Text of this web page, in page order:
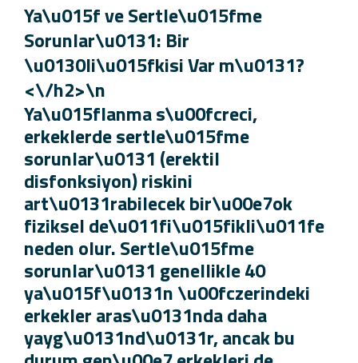
Ya\u015f ve Sertle\u015fme
Sorunlar\u0131: Bir
\u0130li\u015fkisi Var m\u0131?
<\/h2>\n
Ya\u015flanma s\u00fcreci,
erkeklerde sertle\u015fme
sorunlar\u0131 (erektil
disfonksiyon) riskini
art\u0131rabilecek bir\u00e7ok
fiziksel de\u011fi\u015fikli\u011fe
neden olur. Sertle\u015fme
sorunlar\u0131 genellikle 40
ya\u015f\u0131n \u00fczerindeki
erkekler aras\u0131nda daha
yayg\u0131nd\u0131r, ancak bu